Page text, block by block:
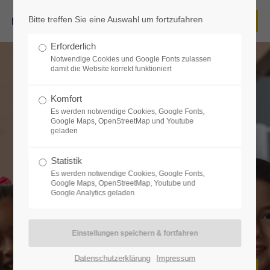
Benutzername
Passwort
Anmelden
Register|Lost your password?
Support
Bitte treffen Sie eine Auswahl um fortzufahren
Erforderlich
Notwendige Cookies und Google Fonts zulassen
damit die Website korrekt funktioniert
Komfort
Es werden notwendige Cookies, Google Fonts,
Google Maps, OpenStreetMap und Youtube
geladen
Statistik
Es werden notwendige Cookies, Google Fonts,
Google Maps, OpenStreetMap, Youtube und
Google Analytics geladen
Datenschutzerklärung Impressum